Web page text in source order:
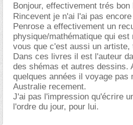
Bonjour, effectivement trés
Rincevent je n'ai l'ai pas
Penrose a effectivement un
physique/mathématique qui
vous que c'est aussi un artiste,
Dans ces livres il est l'auteur
des shémas et autres dessins.
quelques années il voyage pas
Australie recement.
J'ai pas l'impression qu'écrire
l'ordre du jour, pour lui.